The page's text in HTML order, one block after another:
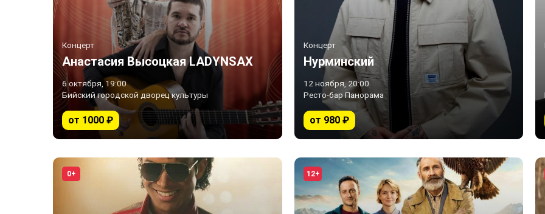
Концерт
Анастасия Высоцкая LADYNSAX
6 октября, 19:00
Бийский городской дворец культуры
от 1000 ₽
Концерт
Нурминский
12 ноября, 20:00
Ресто-бар Панорама
от 980 ₽
0+ 12+